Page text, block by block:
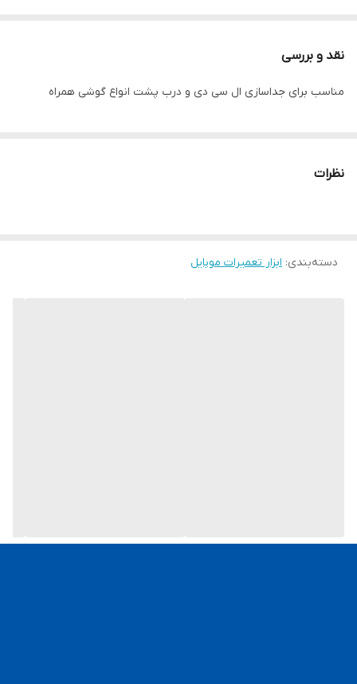
گوشی اسیبی نرسد
مناسب برای تمامی مدل های گوشی همراه
نقد و بررسی
مناسب برای جداسازی ال سی دی و درب پشت انواع گوشی همراه
نظرات
دسته‌بندی: ابزار تعمیرات موبایل